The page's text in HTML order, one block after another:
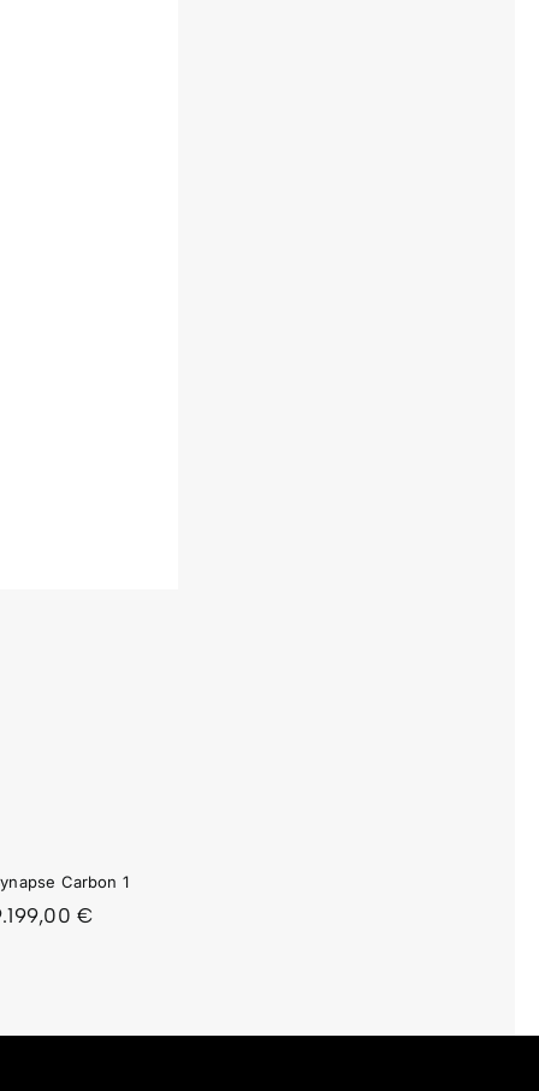
Carbon 1
€